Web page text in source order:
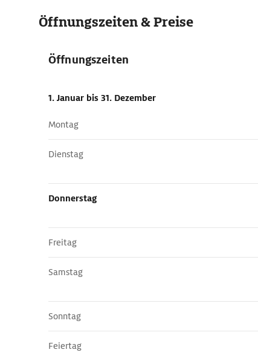
Öffnungszeiten & Preise
Öffnungszeiten
1. Januar bis 31. Dezember
Montag
Dienstag
Donnerstag
Freitag
Samstag
Sonntag
Feiertag